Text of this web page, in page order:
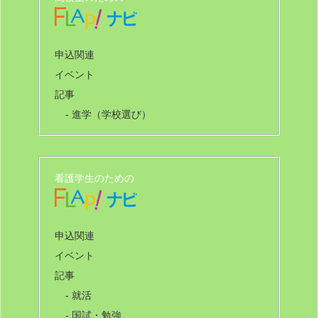
申込関連
イベント
記事
- 進学（学校選び）
看護学生のための
申込関連
イベント
記事
- 就活
- 国試・勉強